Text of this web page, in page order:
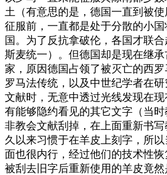
土（有意思的是，德国一直到被
征服前，一直都是处于分散的小
国。为了反抗拿破伦，各国才联
斯麦统一）。但德国却是现在继
家，原因德国占领了被灭亡的西
罗马法传统，以及中世纪学者在
文献时，无意中透过光线发现在
有能够隐约看见的其它文字（当
非教会文献刮掉，在上面重新书
久以来习惯于在羊皮上刻字，所
面也很内行，经过他们的技术性
被刮去旧字后重新使用的羊皮竟